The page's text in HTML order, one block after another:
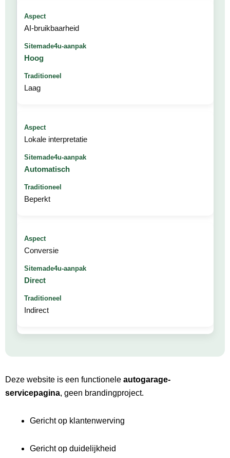
AI-bruikbaarheid
Hoog
Laag
Lokale interpretatie
Automatisch
Beperkt
Conversie
Direct
Indirect
Deze website is een functionele autogarage-
servicepagina, geen brandingproject.
Gericht op klantenwerving
Gericht op duidelijkheid